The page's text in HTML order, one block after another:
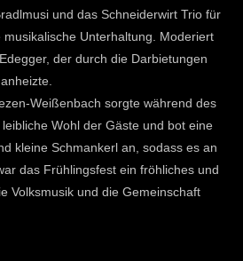
und das Schneiderwirt Trio für
Unterhaltung. Moderiert
der durch die Darbietungen
Weißenbach sorgte während des
Wohl der Gäste und bot eine
kleine Schmankerl an, sodass es an
das Frühlingsfest ein fröhliches und
Volksmusik und die Gemeinschaft